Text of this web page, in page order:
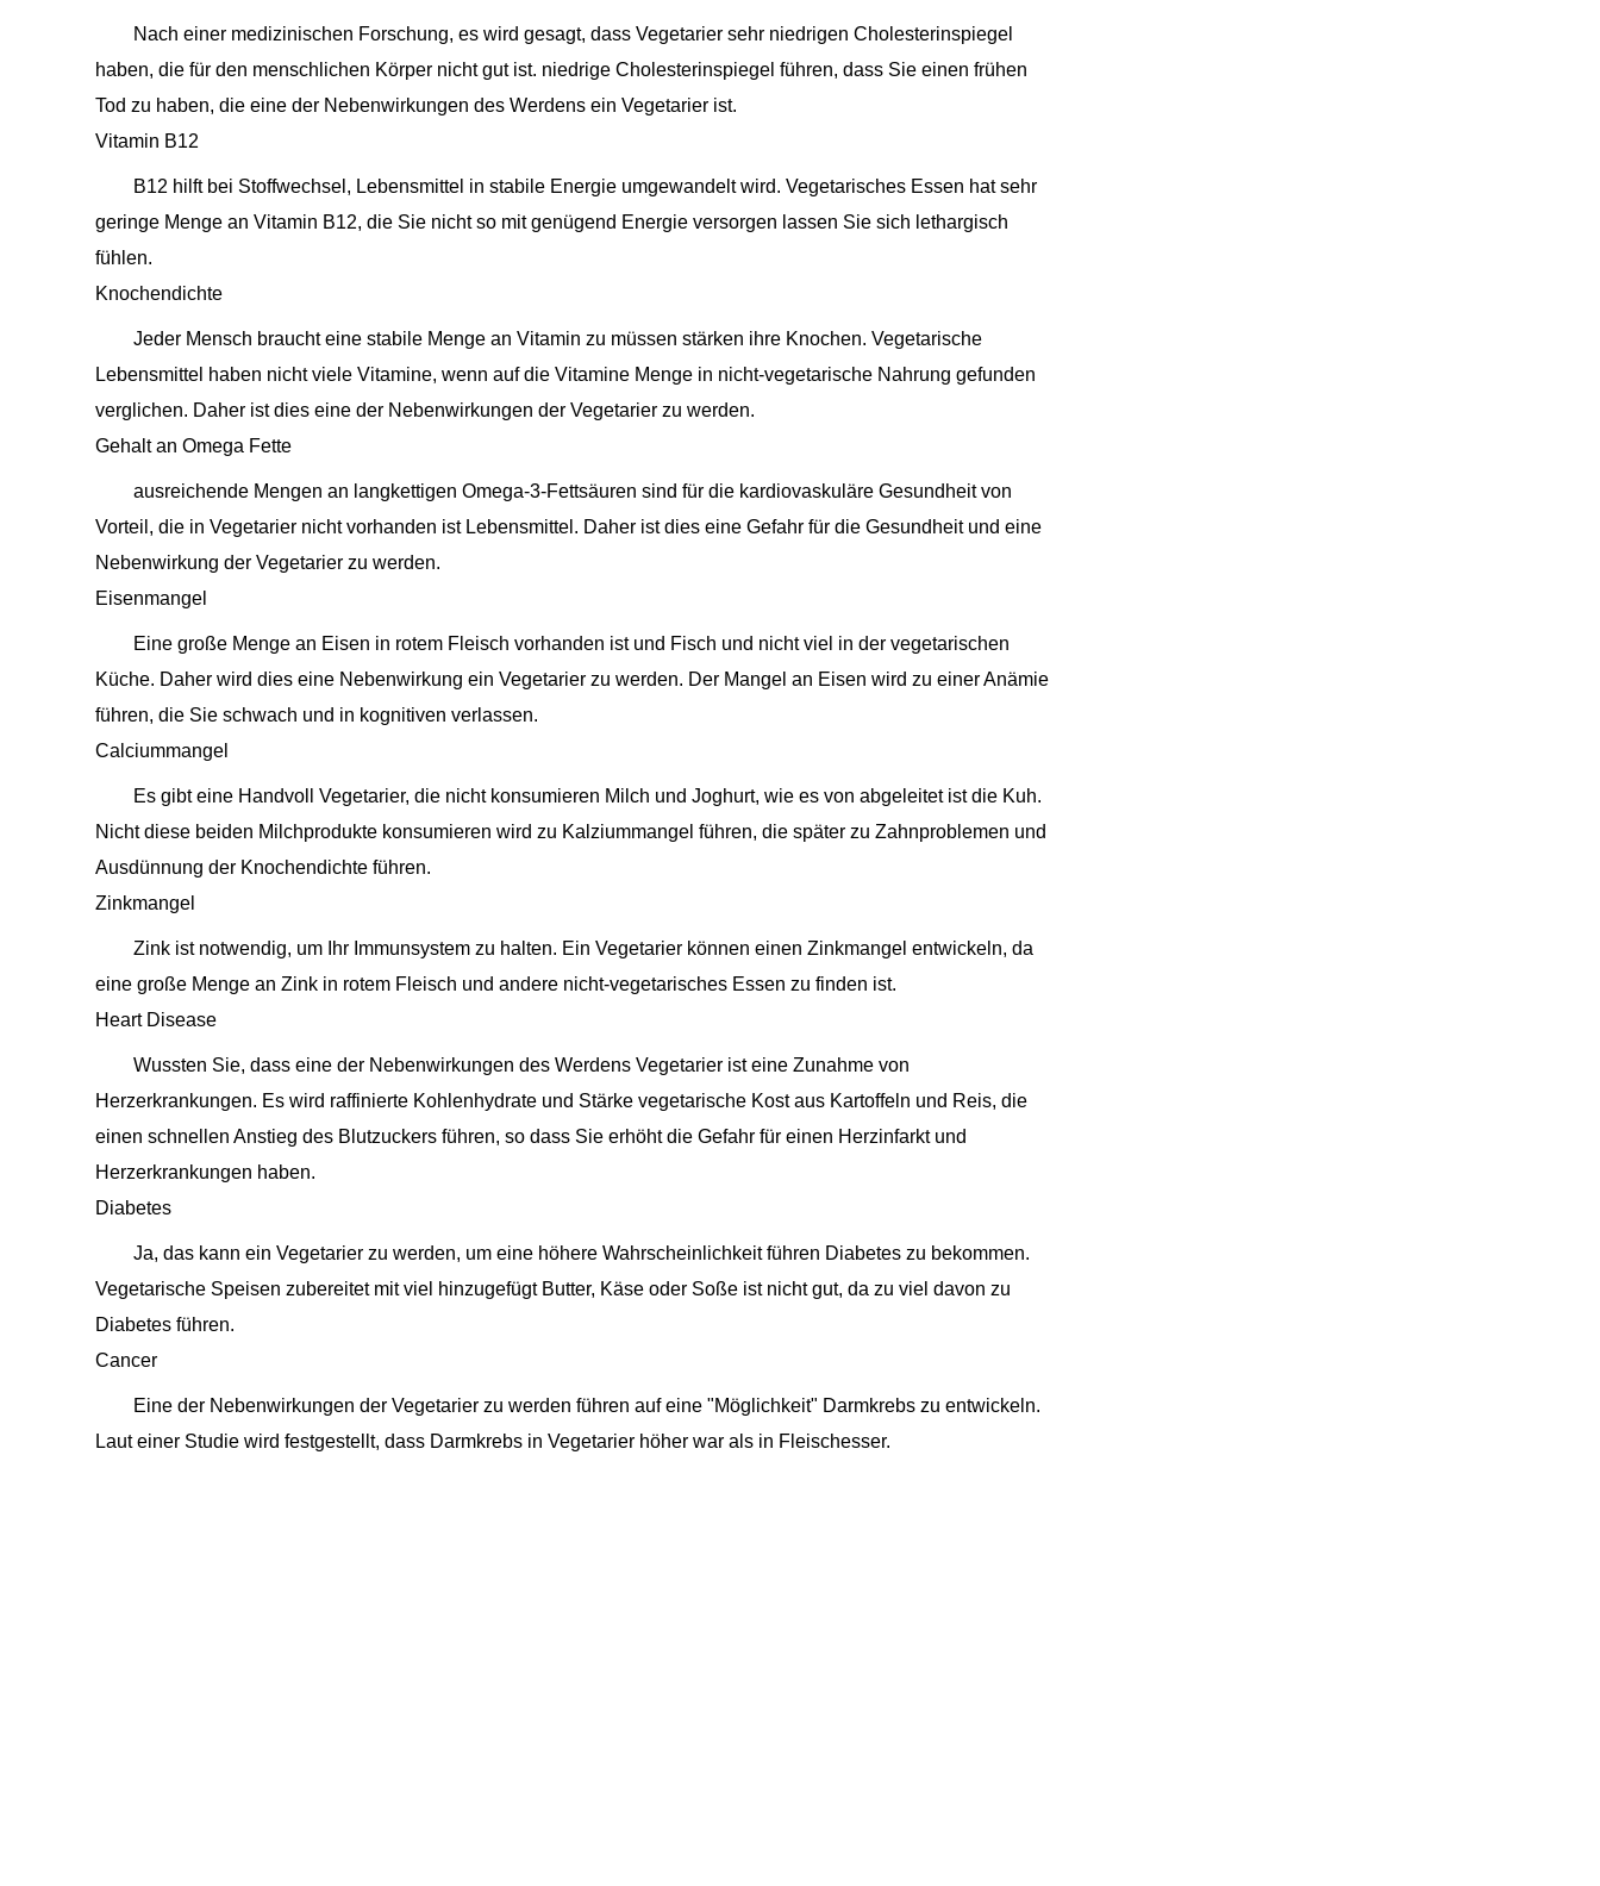
Nach einer medizinischen Forschung, es wird gesagt, dass Vegetarier sehr niedrigen Cholesterinspiegel
haben, die für den menschlichen Körper nicht gut ist. niedrige Cholesterinspiegel führen, dass Sie einen frühen
Tod zu haben, die eine der Nebenwirkungen des Werdens ein Vegetarier ist.
Vitamin B12
B12 hilft bei Stoffwechsel, Lebensmittel in stabile Energie umgewandelt wird. Vegetarisches Essen hat sehr
geringe Menge an Vitamin B12, die Sie nicht so mit genügend Energie versorgen lassen Sie sich lethargisch
fühlen.
Knochendichte
Jeder Mensch braucht eine stabile Menge an Vitamin zu müssen stärken ihre Knochen. Vegetarische
Lebensmittel haben nicht viele Vitamine, wenn auf die Vitamine Menge in nicht-vegetarische Nahrung gefunden
verglichen. Daher ist dies eine der Nebenwirkungen der Vegetarier zu werden.
Gehalt an Omega Fette
ausreichende Mengen an langkettigen Omega-3-Fettsäuren sind für die kardiovaskuläre Gesundheit von
Vorteil, die in Vegetarier nicht vorhanden ist Lebensmittel. Daher ist dies eine Gefahr für die Gesundheit und eine
Nebenwirkung der Vegetarier zu werden.
Eisenmangel
Eine große Menge an Eisen in rotem Fleisch vorhanden ist und Fisch und nicht viel in der vegetarischen
Küche. Daher wird dies eine Nebenwirkung ein Vegetarier zu werden. Der Mangel an Eisen wird zu einer Anämie
führen, die Sie schwach und in kognitiven verlassen.
Calciummangel
Es gibt eine Handvoll Vegetarier, die nicht konsumieren Milch und Joghurt, wie es von abgeleitet ist die Kuh.
Nicht diese beiden Milchprodukte konsumieren wird zu Kalziummangel führen, die später zu Zahnproblemen und
Ausdünnung der Knochendichte führen.
Zinkmangel
Zink ist notwendig, um Ihr Immunsystem zu halten. Ein Vegetarier können einen Zinkmangel entwickeln, da
eine große Menge an Zink in rotem Fleisch und andere nicht-vegetarisches Essen zu finden ist.
Heart Disease
Wussten Sie, dass eine der Nebenwirkungen des Werdens Vegetarier ist eine Zunahme von
Herzerkrankungen. Es wird raffinierte Kohlenhydrate und Stärke vegetarische Kost aus Kartoffeln und Reis, die
einen schnellen Anstieg des Blutzuckers führen, so dass Sie erhöht die Gefahr für einen Herzinfarkt und
Herzerkrankungen haben.
Diabetes
Ja, das kann ein Vegetarier zu werden, um eine höhere Wahrscheinlichkeit führen Diabetes zu bekommen.
Vegetarische Speisen zubereitet mit viel hinzugefügt Butter, Käse oder Soße ist nicht gut, da zu viel davon zu
Diabetes führen.
Cancer
Eine der Nebenwirkungen der Vegetarier zu werden führen auf eine "Möglichkeit" Darmkrebs zu entwickeln.
Laut einer Studie wird festgestellt, dass Darmkrebs in Vegetarier höher war als in Fleischesser.